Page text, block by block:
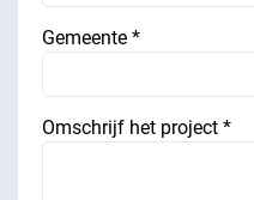
Gemeente *
Omschrijf het project *